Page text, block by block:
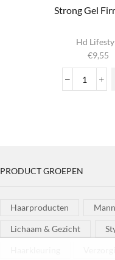
Strong Gel
Hd
€9,55
Strong
PRODUCT GROEPEN
Haarproducten
Lichaam & Gezicht